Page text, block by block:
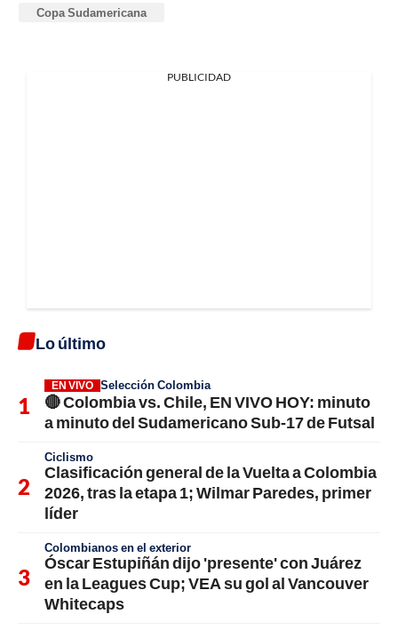
Copa Sudamericana
PUBLICIDAD
Lo último
EN VIVO Selección Colombia
🔴 Colombia vs. Chile, EN VIVO HOY: minuto
a minuto del Sudamericano Sub-17 de Futsal
Ciclismo
Clasificación general de la Vuelta a Colombia
2026, tras la etapa 1; Wilmar Paredes, primer
líder
Colombianos en el exterior
Óscar Estupiñán dijo 'presente' con Juárez
en la Leagues Cup; VEA su gol al Vancouver
Whitecaps